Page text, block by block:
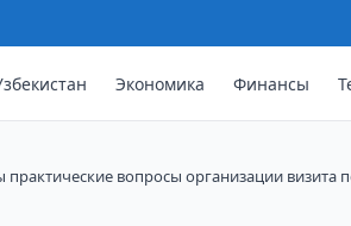
Экономика Финансы
вопросы организации визита